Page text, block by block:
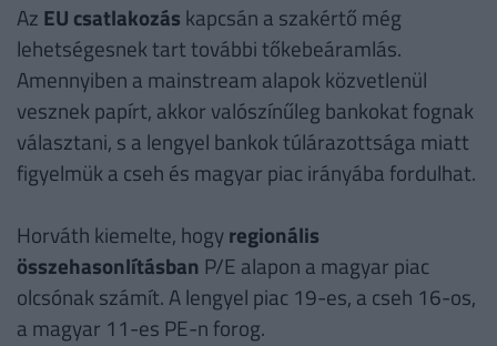
Az EU csatlakozás kapcsán a szakértő még
lehetségesnek tart további tőkebeáramlás.
Amennyiben a mainstream alapok közvetlenül
vesznek papírt, akkor valószínűleg bankokat fognak
választani, s a lengyel bankok túlárazottsága miatt
figyelmük a cseh és magyar piac irányába fordulhat.
Horváth kiemelte, hogyregionális
összehasonlításban P/E alapon a magyar piac
olcsónak számít. A lengyel piac 19-es, a cseh 16-os,
a magyar 11-es PE-n forog.